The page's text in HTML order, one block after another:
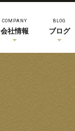
COMPANY
会社情報
BLOG
ブログ